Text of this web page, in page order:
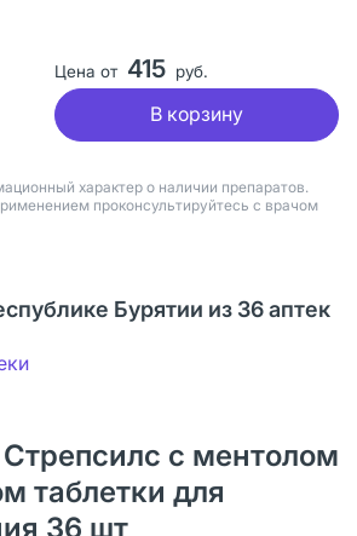
Цена от 415 руб.
В корзину
характер о наличии препаратов.
проконсультируйтесь с врачом
Бурятии из 36 аптек
с ментолом
таблетки для
36 шт